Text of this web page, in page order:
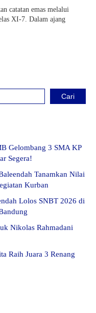
catatan emas melalui
XI-7. Dalam ajang
Cari
Gelombang 3 SMA KP
Segera!
Tanamkan Nilai
Kurban
Lolos SNBT 2026 di
Nikolas Rahmadani
Raih Juara 3 Renang